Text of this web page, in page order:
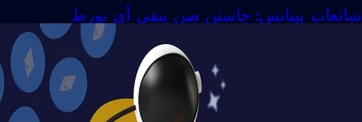
بينانس: جاستن صن ينفي أي تورط